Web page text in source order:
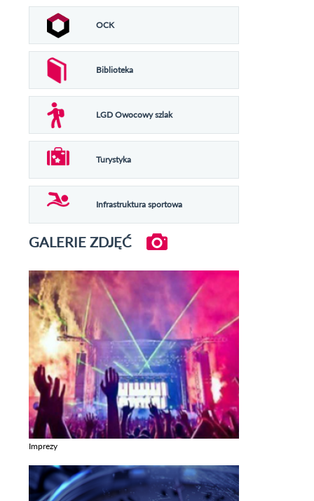
OCK
Biblioteka
LGD Owocowy szlak
Turystyka
Infrastruktura sportowa
GALERIE ZDJĘĆ
Imprezy